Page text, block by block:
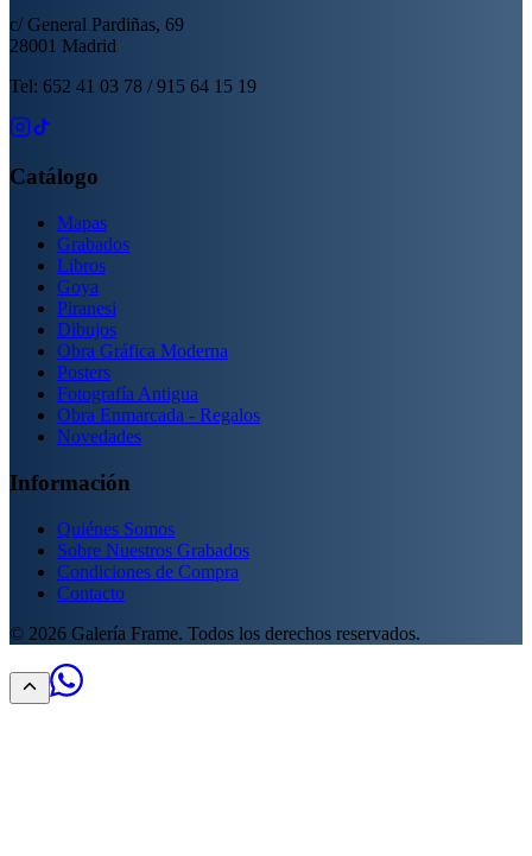
c/ General Pardiñas, 69
28001 Madrid
Tel: 652 41 03 78 / 915 64 15 19
Catálogo
Mapas
Grabados
Libros
Goya
Piranesi
Dibujos
Obra Gráfica Moderna
Posters
Fotografía Antigua
Obra Enmarcada - Regalos
Novedades
Información
Quiénes Somos
Sobre Nuestros Grabados
Condiciones de Compra
Contacto
© 2026 Galería Frame. Todos los derechos reservados.